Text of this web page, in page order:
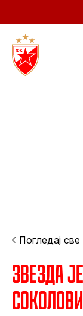
Погледај све
Звезда